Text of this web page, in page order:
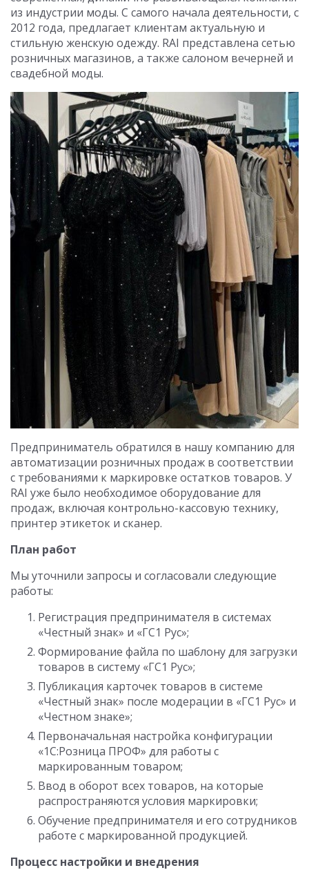
из индустрии моды. С самого начала деятельности, с
2012 года, предлагает клиентам актуальную и
стильную женскую одежду. RAI представлена сетью
розничных магазинов, а также салоном вечерней и
свадебной моды.
Предприниматель обратился в нашу компанию для
автоматизации розничных продаж в соответствии
с требованиями к маркировке остатков товаров. У
RAI уже было необходимое оборудование для
продаж, включая контрольно-кассовую технику,
принтер этикеток и сканер.
План работ
Мы уточнили запросы и согласовали следующие
работы:
Регистрация предпринимателя в системах
«Честный знак» и «ГС1 Рус»;
Формирование файла по шаблону для загрузки
товаров в систему «ГС1 Рус»;
Публикация карточек товаров в системе
«Честный знак» после модерации в «ГС1 Рус» и
«Честном знаке»;
Первоначальная настройка конфигурации
«1С:Розница ПРОФ» для работы с
маркированным товаром;
Ввод в оборот всех товаров, на которые
распространяются условия маркировки;
Обучение предпринимателя и его сотрудников
работе с маркированной продукцией.
Процесс настройки и внедрения